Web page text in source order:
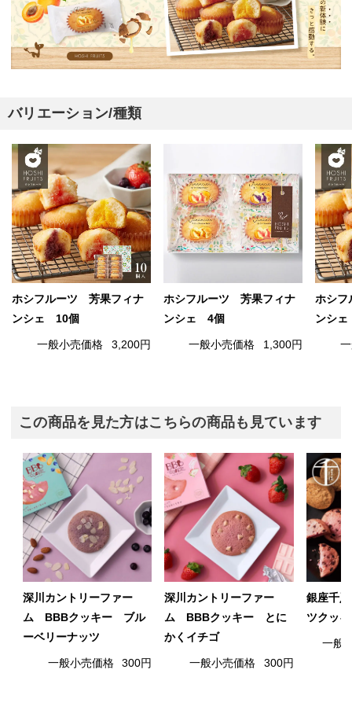
バリエーション/種類
ホシフルーツ 芳果フィナ
ンシェ 10個
一般小売価格 3,200円
ホシフルーツ 芳果フィナ
ンシェ 4個
一般小売価格 1,300円
ホシ
ンシ
この商品を見た方はこちらの商品も見ています
深川カントリーファー
ム BBBクッキー ブル
ーベリーナッツ
一般小売価格 300円
深川カントリーファー
ム BBBクッキー とに
かくイチゴ
一般小売価格 300円
銀座千
ツクッ
一般